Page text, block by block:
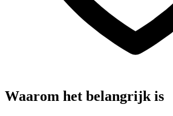
Waarom het belangrijk is